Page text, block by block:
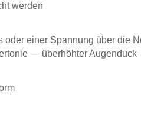
werden
oder einer Spannung über die
— überhöhter Augenduck